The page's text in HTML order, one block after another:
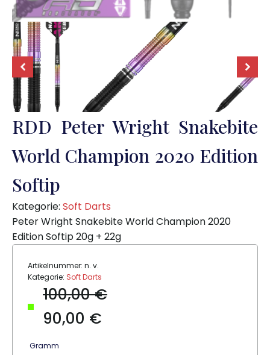
RDD Peter Wright Snakebite
World Champion 2020 Edition
Softip
Kategorie: Soft Darts
Peter Wright Snakebite World Champion 2020
Edition Softip 20g + 22g
Artikelnummer: n. v.
Kategorie: Soft Darts
100,00€
90,00 €
Gramm